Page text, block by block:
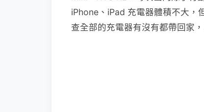
iPhone、iPad 充電器體積不大，
查全部的充電器有沒有都帶回家